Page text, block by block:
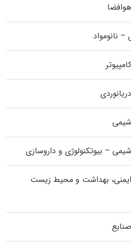
– نانومواد
– بیوتکنولوژی و داروسازی
بهداشت و محیط زیست